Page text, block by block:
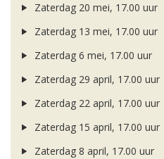
Zaterdag 20 mei, 17.00 uur
Zaterdag 13 mei, 17.00 uur
Zaterdag 6 mei, 17.00 uur
Zaterdag 29 april, 17.00 uur
Zaterdag 22 april, 17.00 uur
Zaterdag 15 april, 17.00 uur
Zaterdag 8 april, 17.00 uur